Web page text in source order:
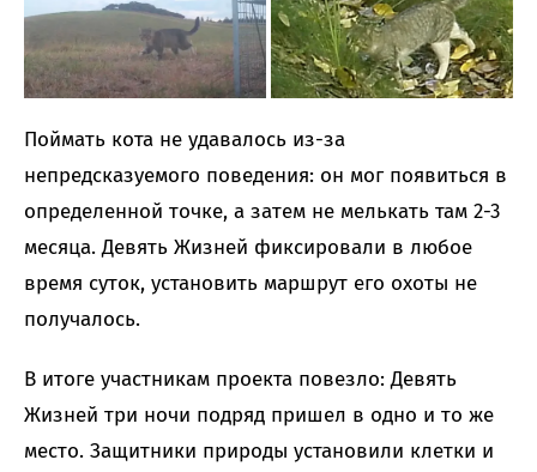
Поймать кота не удавалось из-за
непредсказуемого поведения: он мог появиться в
определенной точке, а затем не мелькать там 2-3
месяца. Девять Жизней фиксировали в любое
время суток, установить маршрут его охоты не
получалось.
В итоге участникам проекта повезло: Девять
Жизней три ночи подряд пришел в одно и то же
место. Защитники природы установили клетки и